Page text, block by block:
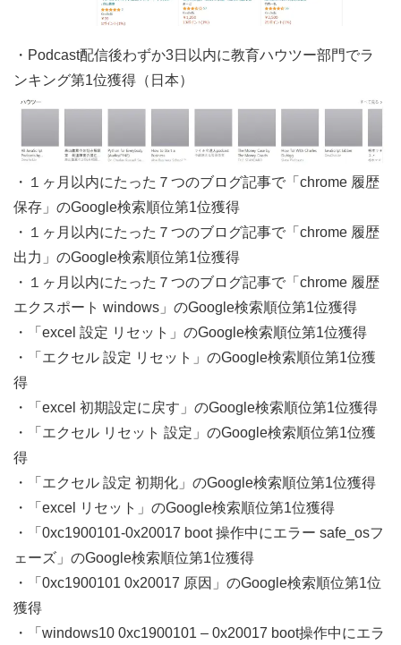
・Podcast配信後わずか3日以内に教育ハウツー部門でラ
ンキング第1位獲得（日本）
・１ヶ月以内にたった７つのブログ記事で「chrome 履歴
保存」のGoogle検索順位第1位獲得
・１ヶ月以内にたった７つのブログ記事で「chrome 履歴
出力」のGoogle検索順位第1位獲得
・１ヶ月以内にたった７つのブログ記事で「chrome 履歴
エクスポート windows」のGoogle検索順位第1位獲得
・「excel 設定 リセット」のGoogle検索順位第1位獲得
・「エクセル 設定 リセット」のGoogle検索順位第1位獲
得
・「excel 初期設定に戻す」のGoogle検索順位第1位獲得
・「エクセル リセット 設定」のGoogle検索順位第1位獲
得
・「エクセル 設定 初期化」のGoogle検索順位第1位獲得
・「excel リセット」のGoogle検索順位第1位獲得
・「0xc1900101-0x20017 boot 操作中にエラー safe_osフ
ェーズ」のGoogle検索順位第1位獲得
・「0xc1900101 0x20017 原因」のGoogle検索順位第1位
獲得
・「windows10 0xc1900101 – 0x20017 boot操作中にエラ